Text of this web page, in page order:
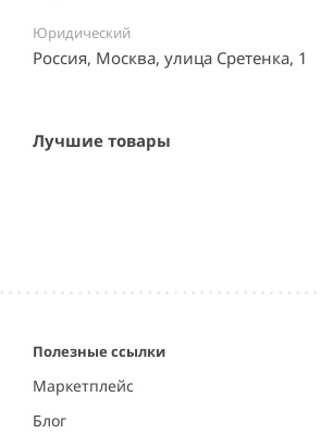
Юридический
Россия, Москва, улица Сретенка, 1
Лучшие товары
Полезные ссылки
Маркетплейс
Блог